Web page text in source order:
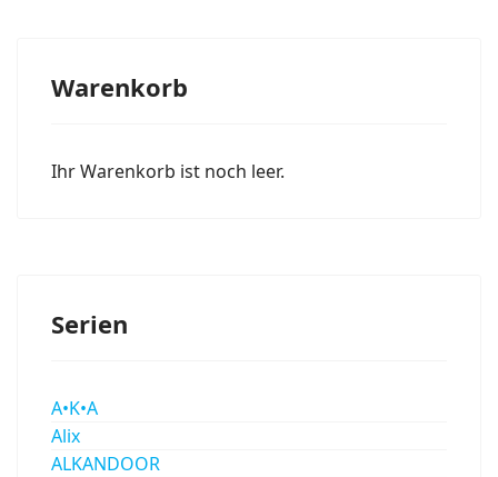
Warenkorb
Ihr Warenkorb ist noch leer.
Serien
A•K•A
Alix
ALKANDOOR